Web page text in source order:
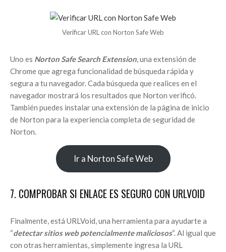
Verificar URL con Norton Safe Web
Uno es Norton Safe Search Extension , una extensión de
Chrome que agrega funcionalidad de búsqueda rápida y
segura a tu navegador. Cada búsqueda que realices en el
navegador mostrará los resultados que Norton verificó.
También puedes instalar una extensión de la página de inicio
de Norton para la experiencia completa de seguridad de
Norton.
Ir a Norton Safe Web
7. COMPROBAR SI ENLACE ES SEGURO CON URLVOID
Finalmente, está URLVoid, una herramienta para ayudarte a
“detectar sitios web potencialmente maliciosos“. Al igual que
con otras herramientas, simplemente ingresa la URL